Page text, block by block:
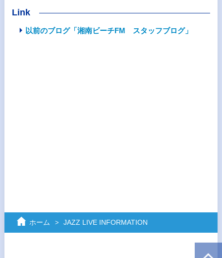
Link
以前のブログ「湘南ビーチFM スタッフブログ」
ホーム JAZZ LIVE INFORMATION